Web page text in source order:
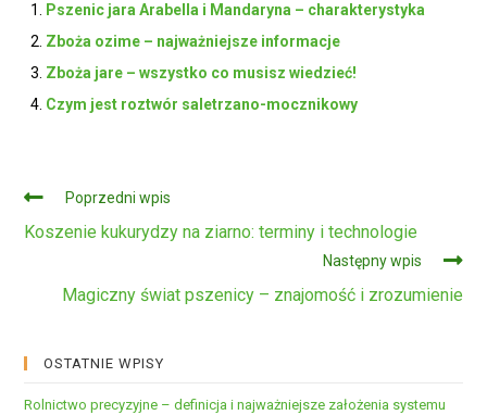
Pszenic jara Arabella i Mandaryna – charakterystyka
Zboża ozime – najważniejsze informacje
Zboża jare – wszystko co musisz wiedzieć!
Czym jest roztwór saletrzano-mocznikowy
Czytaj
dalej
Poprzedni wpis
Koszenie kukurydzy na ziarno: terminy i technologie
Następny wpis
Magiczny świat pszenicy – znajomość i zrozumienie
OSTATNIE WPISY
Rolnictwo precyzyjne – definicja i najważniejsze założenia systemu